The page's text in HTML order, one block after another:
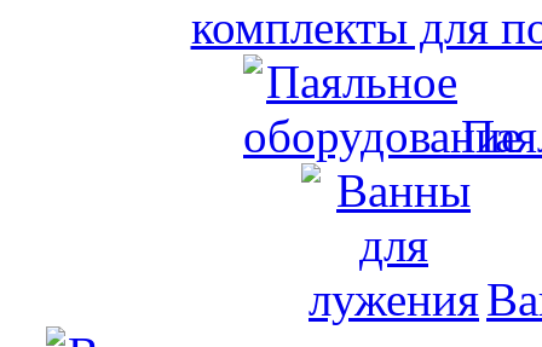
комплекты для